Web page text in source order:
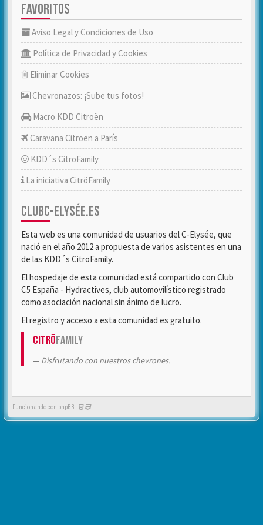
FAVORITOS
Aviso Legal y Condiciones de Uso
Política de Privacidad y Cookies
Eliminar Cookies
Chevronazos: ¡Sube tus fotos!
Macro KDD Citroën
Caravana Citroën a París
KDD´s CitröFamily
La iniciativa CitröFamily
CLUBC-ELYSÉE.ES
Esta web es una comunidad de usuarios del C-Elysée, que
nació en el año 2012 a propuesta de varios asistentes en una
de las KDD´s CitroFamily.
El hospedaje de esta comunidad está compartido con Club
C5 España - Hydractives, club automovilístico registrado
como asociación nacional sin ánimo de lucro.
El registro y acceso a esta comunidad es gratuito.
CitröFamily
Disfrutando con nuestros chevrones.
Funcionando con phpBB -